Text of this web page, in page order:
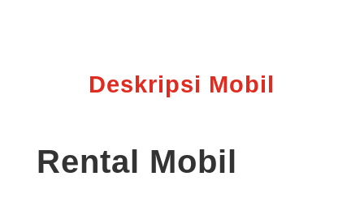
Deskripsi Mobil
Rental Mobil